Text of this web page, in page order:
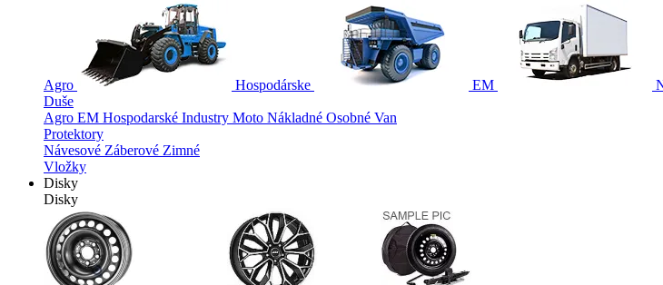
Agro Hospodárske EM
Duše
Agro EM Hospodarské Industry Moto Nákladné Osobné Van
Protektory
Návesové Záberové Zimné
Vložky
Disky
Disky